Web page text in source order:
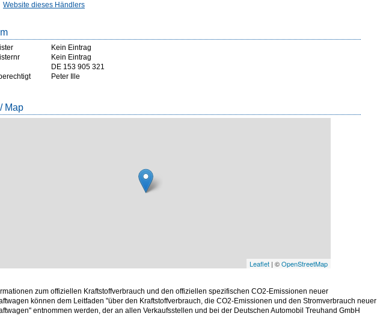
Website dieses Händlers
Kein Eintrag
Kein Eintrag
DE 153 905 321
Peter Ille
Map
Leaflet | ©OpenStreetMap
zum offiziellen Kraftstoffverbrauch und den offiziellen spezifischen CO2-Emissionen neuer
können dem Leitfaden "über den Kraftstoffverbrauch, die CO2-Emissionen und den Stromverbrauch neuer
entnommen werden, der an allen Verkaufsstellen und bei der Deutschen Automobil Treuhand GmbH